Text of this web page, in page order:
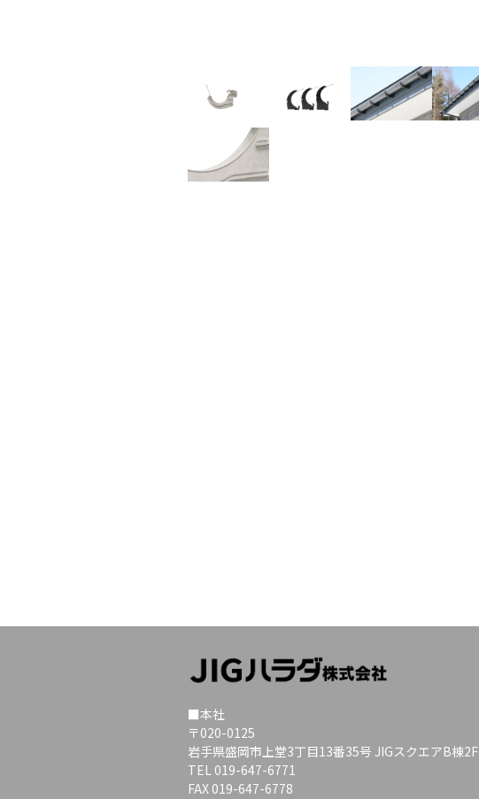
■本社
〒020-0125
岩手県盛岡市上堂3丁目13番35号 JIGスクエアB棟2F
TEL 019-647-6771
FAX 019-647-6778